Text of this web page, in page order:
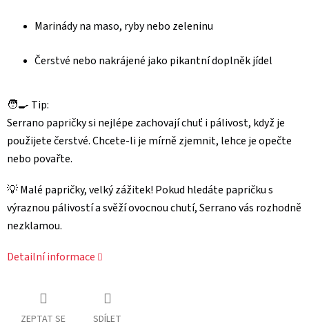
Marinády na maso, ryby nebo zeleninu
Čerstvé nebo nakrájené jako pikantní doplněk jídel
🧑‍🍳 Tip:
Serrano papričky si nejlépe zachovají chuť i pálivost, když je
použijete čerstvé. Chcete-li je mírně zjemnit, lehce je opečte
nebo povařte.
💡 Malé papričky, velký zážitek! Pokud hledáte papričku s
výraznou pálivostí a svěží ovocnou chutí, Serrano vás rozhodně
nezklamou.
Detailní informace
ZEPTAT SE SDÍLET